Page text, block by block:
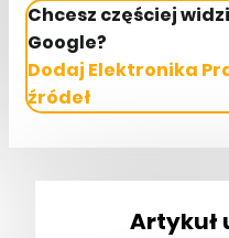
Chcesz częściej
Google?
Dodaj Elektronika
źródeł
Artykuł